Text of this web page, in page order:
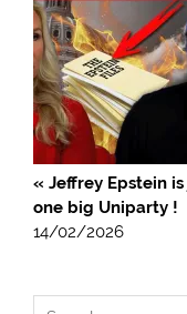
« Jeffrey Epstein
one big Uniparty !
14/02/2026